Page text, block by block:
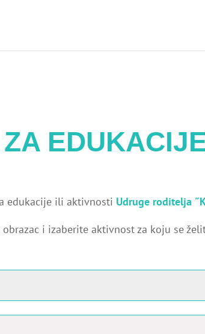
edukacije ili aktivnosti Udruge roditelja
obrazac i izaberite aktivnost za koju se